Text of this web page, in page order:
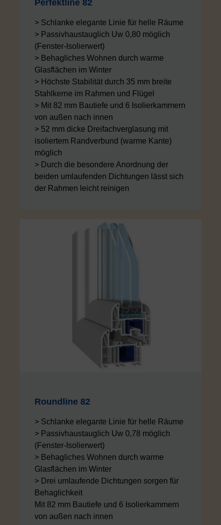
Perfektline 82
> Schlanke elegante Linie für helle Räume
> Passivhaustauglich Uw 0,80 möglich
(Fenster-Isolierwert)
> Behagliches Wohnen durch warme
Glasflächen im Winter
> Höchste Stabilität durch 35 mm breite
Stahlkerne im Rahmen und Flügel
> Mit 82 mm Bautiefe und 6 Isolierkammern
von außen nach innen
> 52 mm dicke Dreifachverglasung mit
isoliertem Randverbund (warme Kante)
möglich
> Durch die besondere Anordnung der
beiden umlaufenden Dichtungen lässt sich
der Rahmen leicht reinigen
Roundline 82
> Schlanke elegante Linie für helle Räume
> Passivhaustauglich Uw 0,78 möglich
(Fenster-Isolierwert)
> Behagliches Wohnen durch warme
Glasflächen im Winter
> Drei umlaufende Dichtungen sorgen für
Behaglichkeit
Mit 82 mm Bautiefe und 6 Isolierkammern
von außen nach innen